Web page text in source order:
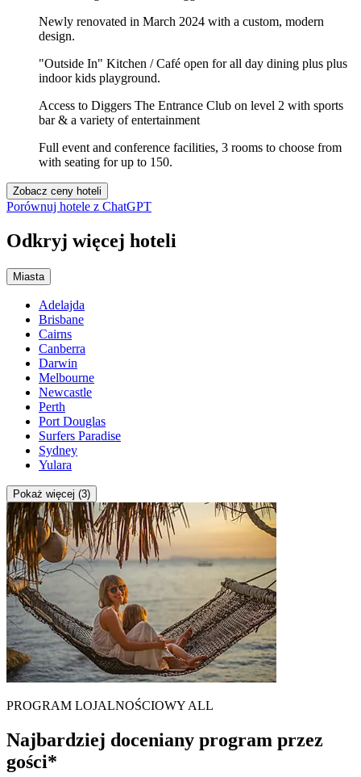
Newly renovated in March 2024 with a custom, modern
design.
"Outside In" Kitchen / Café open for all day dining plus plus
indoor kids playground.
Access to Diggers The Entrance Club on level 2 with sports
bar & a variety of entertainment
Full event and conference facilities, 3 rooms to choose from
with seating for up to 150.
Zobacz ceny hoteli
Porównuj hotele z ChatGPT
Odkryj więcej hoteli
Miasta
Adelajda
Brisbane
Cairns
Canberra
Darwin
Melbourne
Newcastle
Perth
Port Douglas
Surfers Paradise
Sydney
Yulara
Pokaż więcej (3)
PROGRAM LOJALNOŚCIOWY ALL
Najbardziej doceniany program przez
gości*